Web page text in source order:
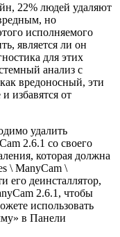
22% людей удаляют
но
исполняемого
является ли он
для этих
анализ с
вредоносный, эти
избавятся от
удалить
2.6.1 со своего
которая должна
\ ManyCam \
его деинсталлятор,
2.6.1, чтобы
использовать
в Панели